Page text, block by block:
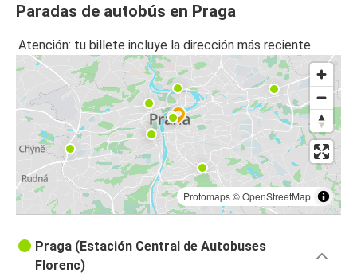
Paradas de autobús en Praga
Atención: tu billete incluye la dirección más reciente.
Protomaps©OpenStreetMap
Praga (Estación Central de Autobuses
Florenc)